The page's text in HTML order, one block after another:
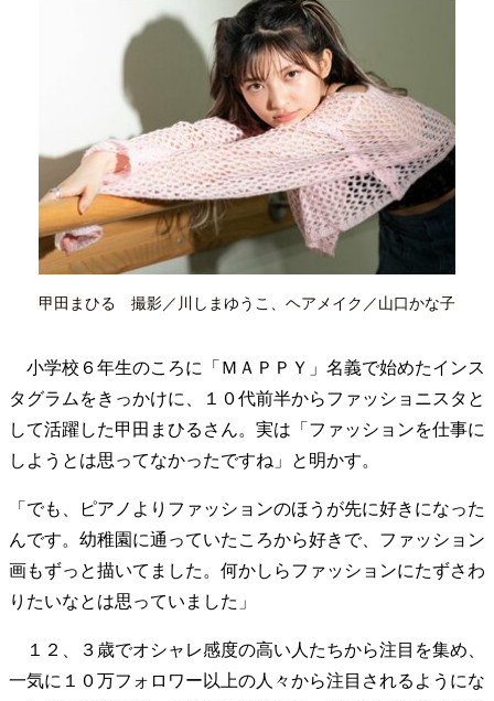
10代・20代の土台
ライフスタイル・生き方
40代からの景色 50代のリアル
美しさの哲学
パートナーとの歩み方
親になるということ
病が教えてくれたこと
移住という選択
熱狂できるもの
一生モノの愛用品
私を彩るエッセンス
60代のネクストステージ
70代のグランドデザイン
地域とつながる/お金との付き合い方
甲田まひる 撮影／川しまゆうこ、ヘアメイク／山口かな子
小学校６年生のころに「ＭＡＰＰＹ」名義で始めたインス
タグラムをきっかけに、１０代前半からファッショニスタと
して活躍した甲田まひるさん。実は「ファッションを仕事に
しようとは思ってなかったですね」と明かす。
「でも、ピアノよりファッションのほうが先に好きになった
んです。幼稚園に通っていたころから好きで、ファッション
画もずっと描いてました。何かしらファッションにたずさわ
りたいなとは思っていました」
１２、３歳でオシャレ感度の高い人たちから注目を集め、
一気に１０万フォロワー以上の人々から注目されるようにな